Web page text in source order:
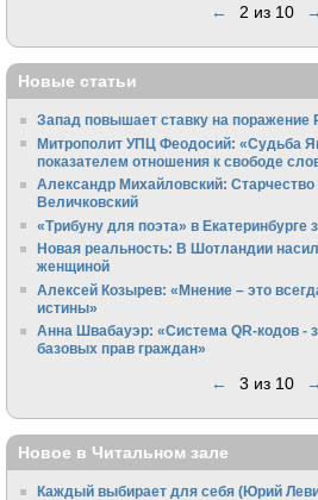
← 2 из 10 →
Новые статьи
Запад повышает ставку на поражение
Митрополит УПЦ Феодосий: «Судьба
показателем отношения к свободе
Алек­сандр Михайловский:
Величковский
«Трибуну для поэта» в Екатеринбурге
Новая реальность: В Шотландии
женщиной
Алексей Козырев: «Мнение – это
истины»
Анна Швабауэр: «Система QR-кодов -
базовых прав граждан»
← 3 из 10 →
Новое в Читальном зале
Каждый выбирает для себя (Юрий